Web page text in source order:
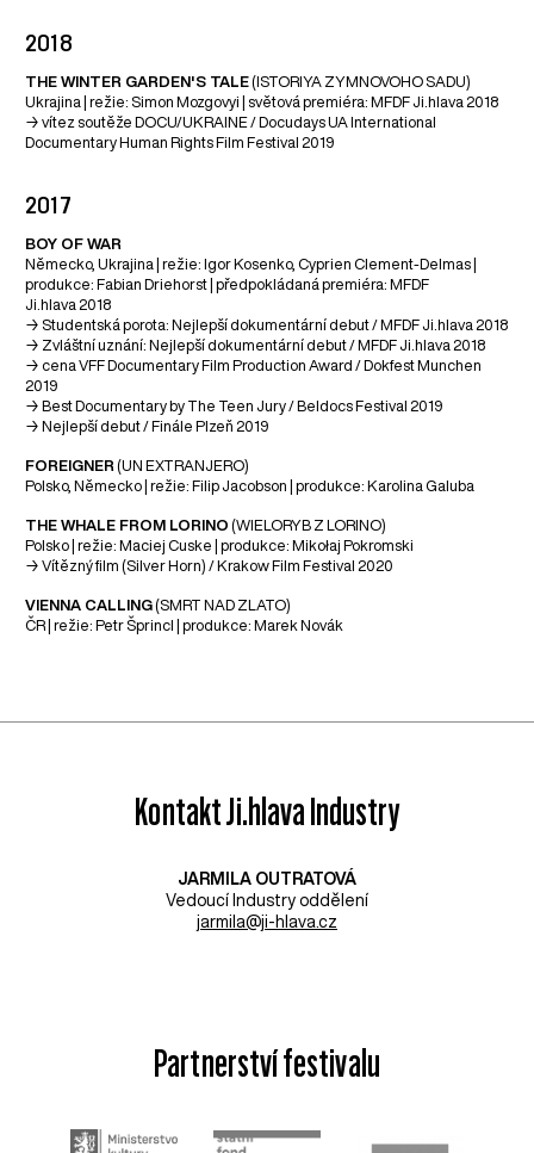
2018
THE WINTER GARDEN'S TALE(ISTORIYA ZYMNOVOHO SADU)
Ukrajina | režie: Simon Mozgovyi | světová premiéra: MFDF Ji.hlava 2018
→ vítez soutěže DOCU/UKRAINE / Docudays UA International
Documentary Human Rights Film Festival 2019
2017
BOY OF WAR
Německo, Ukrajina | režie: Igor Kosenko, Cyprien Clement-Delmas |
produkce: Fabian Driehorst | předpokládaná premiéra: MFDF
Ji.hlava 2018
→ Studentská porota: Nejlepší dokumentární debut / MFDF Ji.hlava 2018
→ Zvláštní uznání: Nejlepší dokumentární debut / MFDF Ji.hlava 2018
→ cena VFF Documentary Film Production Award / Dokfest Munchen
2019
→ Best Documentary by The Teen Jury / Beldocs Festival 2019
→ Nejlepší debut / Finále Plzeň 2019
FOREIGNER (UN EXTRANJERO)
Polsko, Německo | režie: Filip Jacobson | produkce: Karolina Galuba
THE WHALE FROM LORINO (WIELORYB Z LORINO)
Polsko | režie: Maciej Cuske | produkce: Mikołaj Pokromski
→ Vítězný film (Silver Horn) / Krakow Film Festival 2020
VIENNA CALLING(SMRT NAD ZLATO)
ČR | režie: Petr Šprincl | produkce: Marek Novák
Kontakt Ji.hlava Industry
JARMILA OUTRATOVÁ
Vedoucí Industry oddělení
jarmila@ji-hlava.cz
Partnerství festivalu